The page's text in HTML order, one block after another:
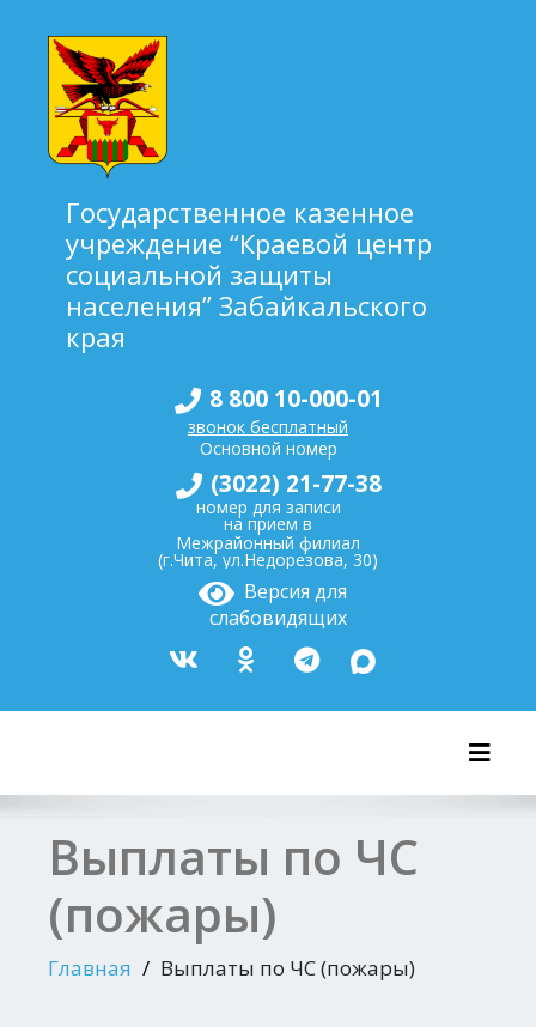
Государственное казенное
учреждение “Краевой центр
социальной защиты
населения” Забайкальского
края
8 800 10-000-01
звонок бесплатный
Основной номер
(3022) 21-77-38
номер для записи
на прием в
Межрайонный филиал
(г.Чита, ул.Недорезова, 30)
Версия для
слабовидящих
Выплаты по ЧС
(пожары)
Главная Выплаты по ЧС (пожары)